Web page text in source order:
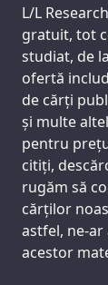
Support us:
L/L
gratuit, tot
studiat, de
ofertă
de cărți
și multe
pentru
citiți,
rugăm să
cărților
astfel, ne-
acestor